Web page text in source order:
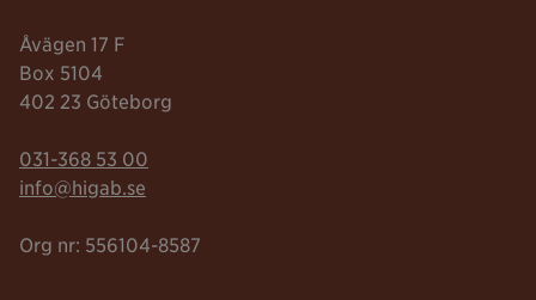
Åvägen 17 F
Box 5104
402 23 Göteborg
Telefonnummer:
031-368 53 00
Mailadress:
info@higab.se
Org nr: 556104-8587